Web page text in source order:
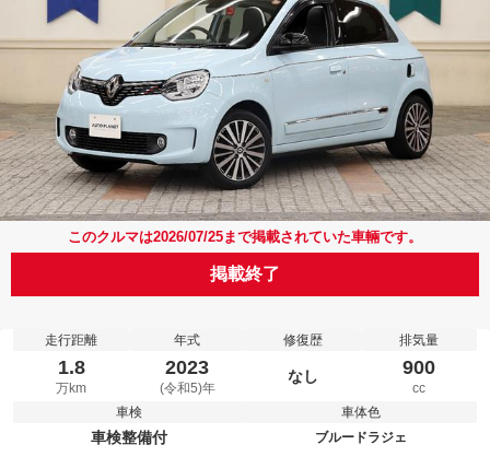
このクルマは2026/07/25まで掲載されていた車輛です。
掲載終了
走行距離
1.8
万km
年式
2023
(令和5)年
修復歴
なし
排気量
900
cc
車検
車検整備付
車体色
ブルードラジェ